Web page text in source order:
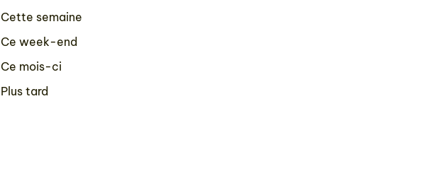
Cette semaine
Ce week-end
Ce mois-ci
Plus tard